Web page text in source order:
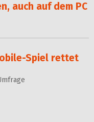
auch auf dem PC
Spiel rettet